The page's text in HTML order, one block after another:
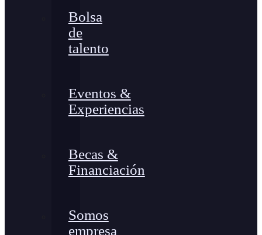
Bolsa
de
talento
Eventos &
Experiencias
Becas &
Financiación
Somos
empresa